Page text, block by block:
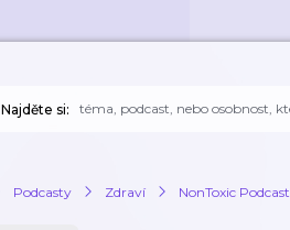
Najděte si:
Podcasty Zdraví NonToxic Podcast